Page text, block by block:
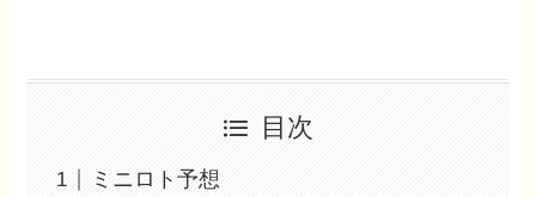
目次
ミニロト予想